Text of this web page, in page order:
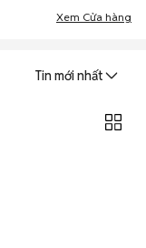
Xem Cửa hàng
Tin mới nhất